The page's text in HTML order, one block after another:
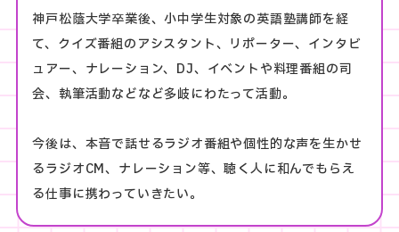
神戸松蔭大学卒業後、小中学生対象の英語塾講師を経
て、クイズ番組のアシスタント、リポーター、インタビ
ュアー、ナレーション、DJ、イベントや料理番組の司
会、執筆活動などなど多岐にわたって活動。
今後は、本音で話せるラジオ番組や個性的な声を生かせ
るラジオCM、ナレーション等、聴く人に和んでもらえ
る仕事に携わっていきたい。